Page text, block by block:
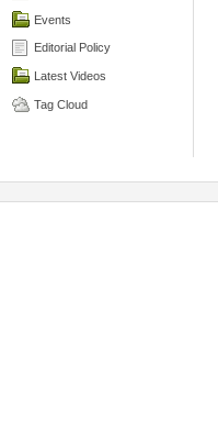
Events
Editorial Policy
Latest Videos
Tag Cloud